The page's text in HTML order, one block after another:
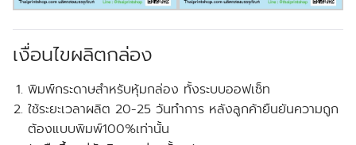
เงื่อนไขผลิตกล่อง
พิมพ์กระดาษสำหรับหุ้มกล่อง ทั้งระบบออฟเซ็ท
ใช้ระยะเวลาผลิต 20-25 วันทำการ หลังลูกค้ายืนยันความถูก
ต้องแบบพิมพ์100%เท่านั้น